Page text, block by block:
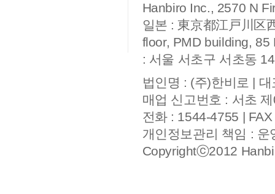
Hanbiro Inc., 2570 N
일본 : 東京都江戸川区
floor, PMD building, 85
: 서울 서초구 서초동
법인명 : (주)한비로 |
매업 신고번호 : 서초
전화 : 1544-4755 |
개인정보관리 책임 :
Copyrightⓒ2012